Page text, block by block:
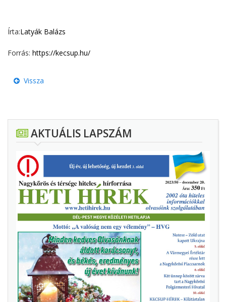
Írta:Latyák Balázs
Forrás: https://kecsup.hu/
Vissza
AKTUÁLIS LAPSZÁM